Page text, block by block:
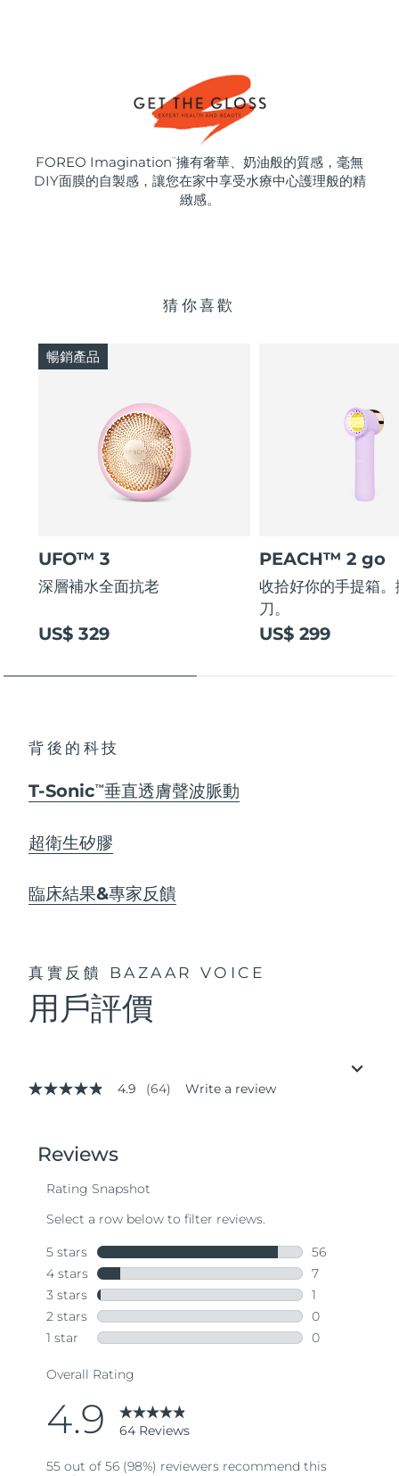
FOREO Imagination ™ 擁有奢華、奶油般的質感，毫無
DIY面膜的自製感，讓您在家中享受水療中心護理般的精
緻感。
猜你喜歡
UFO™ 3
深層補水全面抗老
US$ 329
暢銷產品
PEACH™ 2 go
收拾好你的手提箱
刀。
US$ 299
背後的科技
T-SonicTM 垂直透膚聲波脈動
超衛生矽膠
臨床結果&專家反饋
真實反饋 BAZAAR VOICE
用戶評價
4.9
stars,
average
value.
Same
page
link.
4.9 (64) Write a review